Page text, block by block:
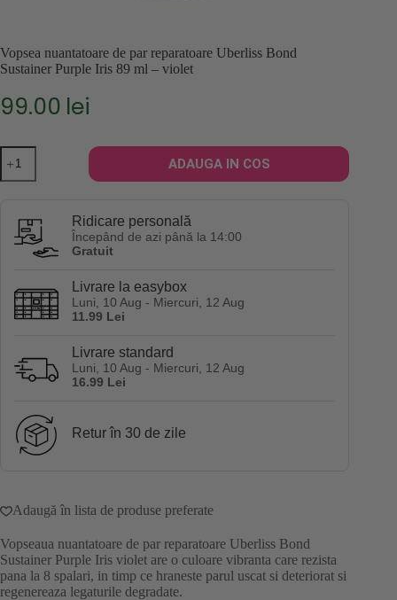
Vopsea nuantatoare de par reparatoare Uberliss Bond
Sustainer Purple Iris 89 ml – violet
99.00 lei
Cantitate
Vopsea
nuantatoare
reparatoare
Uberliss
Purple
Iris
violet
ADAUGA IN COS
Ridicare personală
Începând de azi până la 14:00
Gratuit
Livrare la easybox
Luni, 10 Aug - Miercuri, 12 Aug
11.99 Lei
Livrare standard
Luni, 10 Aug - Miercuri, 12 Aug
16.99 Lei
Retur în 30 de zile
Adaugă în lista de produse preferate
Vopseaua nuantatoare de par reparatoare Uberliss Bond
Sustainer Purple Iris violet are o culoare vibranta care rezista
pana la 8 spalari, in timp ce hraneste parul uscat si deteriorat si
regenereaza legaturile degradate.